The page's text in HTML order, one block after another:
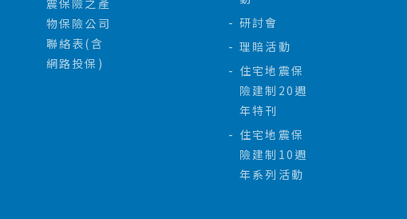
物保險公司
聯絡表(含
網路投保)
研討會
理賠活動
住宅地震保
險建制20週
年特刊
住宅地震保
險建制10週
年系列活動